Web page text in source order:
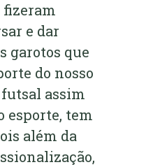
fizeram
e dar
garotos que
do nosso
assim
esporte, tem
além da